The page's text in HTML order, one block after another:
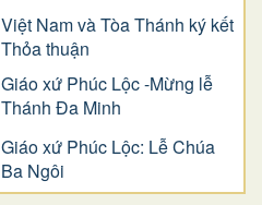
Việt Nam và Tòa Thánh ký kết
Thỏa thuận
Giáo xứ Phúc Lộc -Mừng lễ
Thánh Đa Minh
Giáo xứ Phúc Lộc: Lễ Chúa
Ba Ngôi